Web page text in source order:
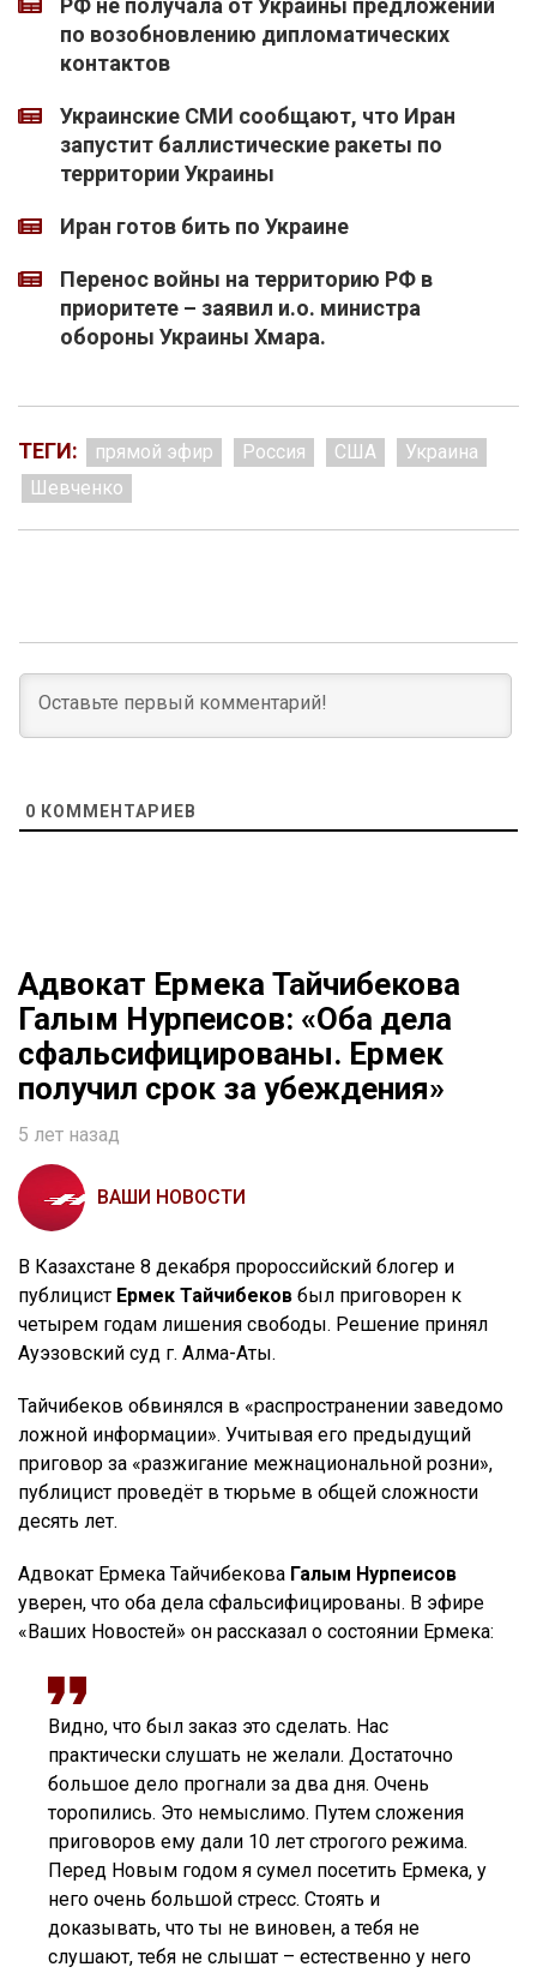
РФ не получала от Украины предложений
по возобновлению дипломатических
контактов
Украинские СМИ сообщают, что Иран
запустит баллистические ракеты по
территории Украины
Иран готов бить по Украине
Перенос войны на территорию РФ в
приоритете – заявил и.о. министра
обороны Украины Хмара.
ТЕГИ: прямой эфир Россия США
Украина
Шевченко
0 КОММЕНТАРИЕВ
Адвокат Ермека Тайчибекова
Галым Нурпеисов: «Оба дела
сфальсифицированы. Ермек
получил срок за убеждения»
5 лет назад
ВАШИ НОВОСТИ
В Казахстане 8 декабря пророссийский блогер и
публицист Ермек Тайчибеков был приговорен к
четырем годам лишения свободы. Решение принял
Ауэзовский суд г. Алма-Аты.
Тайчибеков обвинялся в «распространении заведомо
ложной информации». Учитывая его предыдущий
приговор за «разжигание межнациональной розни»,
публицист проведёт в тюрьме в общей сложности
десять лет.
Адвокат Ермека Тайчибекова Галым Нурпеисов
уверен, что оба дела сфальсифицированы. В эфире
«Ваших Новостей» он рассказал о состоянии Ермека:
Видно, что был заказ это сделать. Нас
практически слушать не желали. Достаточно
большое дело прогнали за два дня. Очень
торопились. Это немыслимо. Путем сложения
приговоров ему дали 10 лет строгого режима.
Перед Новым годом я сумел посетить Ермека, у
него очень большой стресс. Стоять и
доказывать, что ты не виновен, а тебя не
слушают, тебя не слышат – естественно у него